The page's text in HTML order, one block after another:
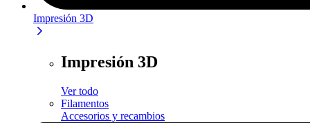
Impresión 3D
Impresión 3D
Ver todo
Filamentos
Accesorios y recambios